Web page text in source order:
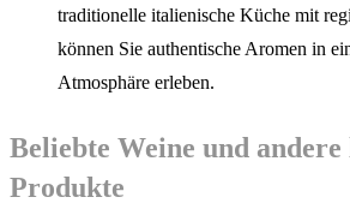
traditionelle italienische Küche mit
können Sie authentische Aromen in
Atmosphäre erleben.
Beliebte Weine und andere
Produkte